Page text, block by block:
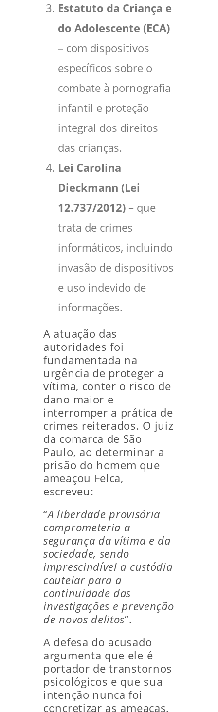
Estatuto da Criança e
do Adolescente (ECA)
– com dispositivos
específicos sobre o
combate à pornografia
infantil e proteção
integral dos direitos
das crianças.
Lei Carolina
Dieckmann (Lei
12.737/2012) – que
trata de crimes
informáticos, incluindo
invasão de dispositivos
e uso indevido de
informações.
A atuação das
autoridades foi
fundamentada na
urgência de proteger a
vítima, conter o risco de
dano maior e
interromper a prática de
crimes reiterados. O juiz
da comarca de São
Paulo, ao determinar a
prisão do homem que
ameaçou Felca,
escreveu:
“A liberdade provisória
comprometeria a
segurança da vítima e da
sociedade, sendo
imprescindível a custódia
cautelar para a
continuidade das
investigações e prevenção
de novos delitos“.
A defesa do acusado
argumenta que ele é
portador de transtornos
psicológicos e que sua
intenção nunca foi
concretizar as ameaças.